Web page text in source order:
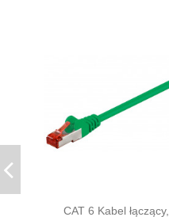
CAT 6 Kabel łączący,